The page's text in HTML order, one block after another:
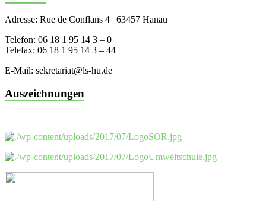
Adresse: Rue de Conflans 4 | 63457 Hanau
Telefon: 06 18 1 95 14 3 – 0
Telefax: 06 18 1 95 14 3 – 44
E-Mail: sekretariat@ls-hu.de
Auszeichnungen